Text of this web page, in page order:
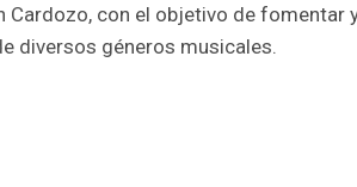
Cardozo, con el objetivo de fomentar
diversos géneros musicales.